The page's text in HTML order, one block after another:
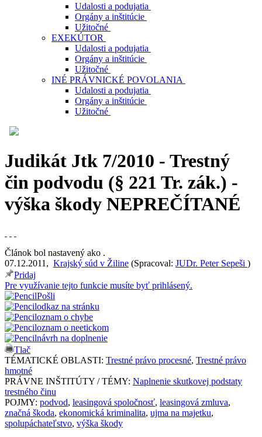
Udalosti a podujatia
Orgány a inštitúcie
Užitočné
EXEKÚTOR
Udalosti a podujatia
Orgány a inštitúcie
Užitočné
INÉ PRÁVNICKÉ POVOLANIA
Udalosti a podujatia
Orgány a inštitúcie
Užitočné
Judikát Jtk 7/2010 - Trestný
čin podvodu (§ 221 Tr. zák.) -
výška škody NEPREČÍTANÉ
Článok bol nastavený ako .
07.12.2011 , Krajský súd v Žiline (Spracoval: JUDr. Peter Sepeši )
Pridaj
Pre využívanie tejto funkcie musíte byť prihlásený.
Pošli
odkaz na stránku
oznam o chybe
oznam o neetickom
návrh na doplnenie
Tlač
TÉMATICKÉ OBLASTI: Trestné právo procesné, Trestné právo
hmotné
PRÁVNE INŠTITÚTY / TÉMY: Naplnenie skutkovej podstaty
trestného činu
POJMY: podvod, leasingová spoločnosť, leasingová zmluva,
značná škoda, ekonomická kriminalita, ujma na majetku,
spolupáchateľstvo, výška škody